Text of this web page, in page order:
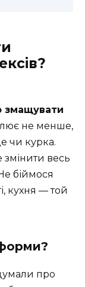
змащувати
не менше,
чи курка.
змінити весь
біймося
кухня — той
про